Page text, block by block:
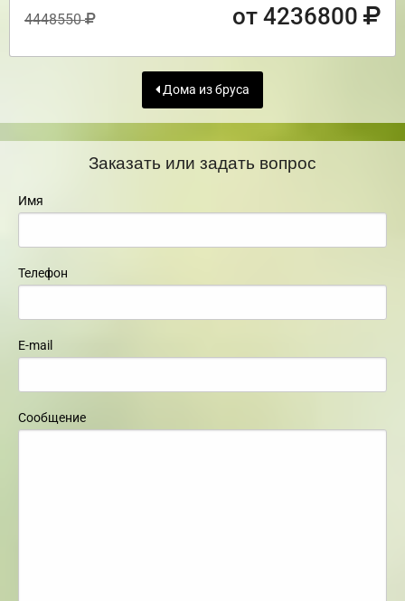
4448550 от 4236800
Дома из бруса
Заказать или задать вопрос
Имя
Телефон
E-mail
Сообщение